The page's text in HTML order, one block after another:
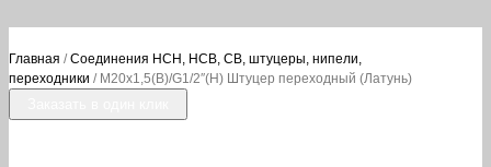
Главная /Соединения НСН, НСВ, СВ, штуцеры, нипели,
переходники / М20х1,5(В)/G1/2″(Н) Штуцер переходный (Латунь)